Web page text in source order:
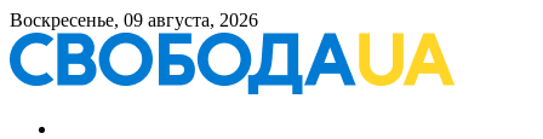
Воскресенье, 09 августа, 2026